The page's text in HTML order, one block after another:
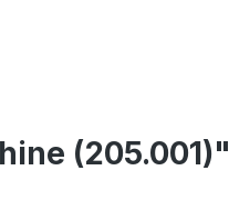
(205.001)"